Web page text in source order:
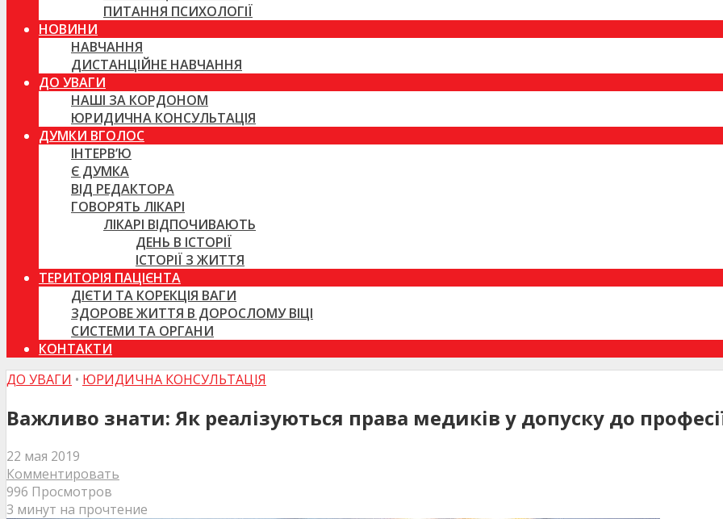
ПИТАННЯ ПСИХОЛОГІЇ
НОВИНИ
НАВЧАННЯ
ДИСТАНЦІЙНЕ НАВЧАННЯ
ДО УВАГИ
НАШІ ЗА КОРДОНОМ
ЮРИДИЧНА КОНСУЛЬТАЦІЯ
ДУМКИ ВГОЛОС
ІНТЕРВ’Ю
Є ДУМКА
ВІД РЕДАКТОРА
ГОВОРЯТЬ ЛІКАРІ
ЛІКАРІ ВІДПОЧИВАЮТЬ
ДЕНЬ В ІСТОРІЇ
ІСТОРІЇ З ЖИТТЯ
ТЕРИТОРІЯ ПАЦІЄНТА
ДІЄТИ ТА КОРЕКЦІЯ ВАГИ
ЗДОРОВЕ ЖИТТЯ В ДОРОСЛОМУ ВІЦІ
СИСТЕМИ ТА ОРГАНИ
КОНТАКТИ
ДО УВАГИ • ЮРИДИЧНА КОНСУЛЬТАЦІЯ
Важливо знати: Як реалізуються права медиків у допуску до
22 мая 2019
Комментировать
996 Просмотров
3 минут на прочтение